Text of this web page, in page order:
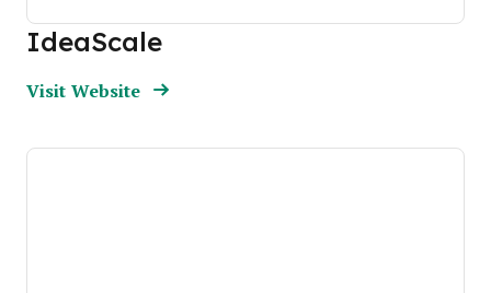
IdeaScale
Visit WebsiteOpens New Window